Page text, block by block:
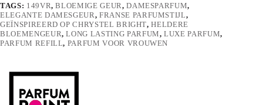
TAGS: 149VR,BLOEMIGE GEUR,DAMESPARFUM,
ELEGANTE DAMESGEUR,FRANSE PARFUMSTIJL,
GEÏNSPIREERD OP CHRYSTEL BRIGHT,HELDERE
BLOEMENGEUR,LONG LASTING PARFUM,LUXE PARFUM,
PARFUM REFILL, PARFUM VOOR VROUWEN